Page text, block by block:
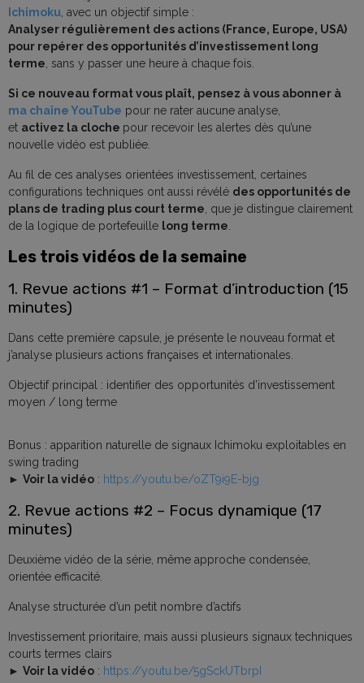
Ichimoku, avec un objectif simple :
Analyser régulièrement des actions (France, Europe, USA)
pour repérer des opportunités d’investissement long
terme, sans y passer une heure à chaque fois.
Si ce nouveau format vous plaît, pensez à vous abonner à
ma chaîne YouTube pour ne rater aucune analyse,
et activez la cloche pour recevoir les alertes dès qu’une
nouvelle vidéo est publiée.
Au fil de ces analyses orientées investissement, certaines
configurations techniques ont aussi révélé des opportunités de
plans de trading plus court terme, que je distingue clairement
de la logique de portefeuille long terme.
Les trois vidéos de la semaine
1. Revue actions #1 – Format d’introduction (15
minutes)
Dans cette première capsule, je présente le nouveau format et
j’analyse plusieurs actions françaises et internationales.
Objectif principal : identifier des opportunités d’investissement
moyen / long terme
Bonus : apparition naturelle de signaux Ichimoku exploitables en
swing trading
► Voir la vidéo : https://youtu.be/oZT9i9E-bjg
2. Revue actions #2 – Focus dynamique (17
minutes)
Deuxième vidéo de la série, même approche condensée,
orientée efficacité.
Analyse structurée d’un petit nombre d’actifs
Investissement prioritaire, mais aussi plusieurs signaux techniques
courts termes clairs
► Voir la vidéo : https://youtu.be/5gSckUTbrpI